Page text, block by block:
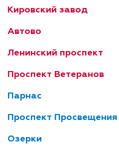
Кировский завод
Автово
Ленинский проспект
Проспект Ветеранов
Парнас
Проспект Просвещения
Озерки